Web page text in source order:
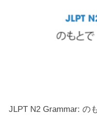
JLPT N2 Grammar: の